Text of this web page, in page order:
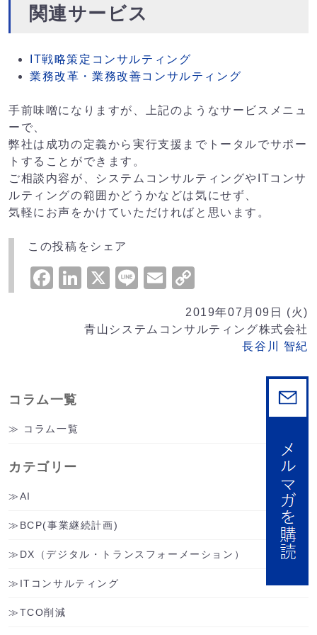
関連サービス
IT戦略策定コンサルティング
業務改革・業務改善コンサルティング
手前味噌になりますが、上記のようなサービスメニュ
ーで、
弊社は成功の定義から実行支援までトータルでサポー
トすることができます。
ご相談内容が、システムコンサルティングやITコンサ
ルティングの範囲かどうかなどは気にせず、
気軽にお声をかけていただければと思います。
この投稿をシェア
Facebook
LinkedIn
X LineEmail
Link
2019年07月09日 (火)
青山システムコンサルティング株式会社
長谷川 智紀
コラム一覧
コラム一覧
カテゴリー
AI
BCP(事業継続計画)
DX（デジタル・トランスフォーメーション）
ITコンサルティング
TCO削減